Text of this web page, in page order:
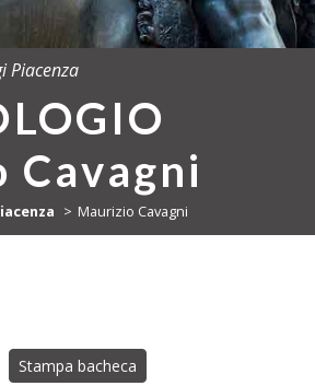
Piacenza
Cavagni
Maurizio Cavagni
Stampa bacheca